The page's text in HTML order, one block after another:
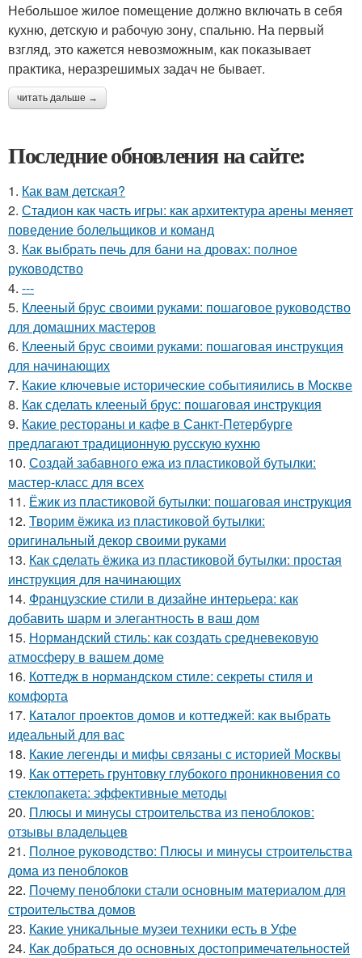
Небольшое жилое помещение должно включать в себя
кухню, детскую и рабочую зону, спальню. На первый
взгляд, это кажется невозможным, как показывает
практика, неразрешимых задач не бывает.
читать дальше →
Последние обновления на сайте:
1. Как вам детская?
2. Стадион как часть игры: как архитектура арены меняет
поведение болельщиков и команд
3. Как выбрать печь для бани на дровах: полное
руководство
4. ---
5. Клееный брус своими руками: пошаговое руководство
для домашних мастеров
6. Клееный брус своими руками: пошаговая инструкция
для начинающих
7. Какие ключевые исторические событияились в Москве
8. Как сделать клееный брус: пошаговая инструкция
9. Какие рестораны и кафе в Санкт-Петербурге
предлагают традиционную русскую кухню
10. Создай забавного ежа из пластиковой бутылки:
мастер-класс для всех
11. Ёжик из пластиковой бутылки: пошаговая инструкция
12. Творим ёжика из пластиковой бутылки:
оригинальный декор своими руками
13. Как сделать ёжика из пластиковой бутылки: простая
инструкция для начинающих
14. Французские стили в дизайне интерьера: как
добавить шарм и элегантность в ваш дом
15. Нормандский стиль: как создать средневековую
атмосферу в вашем доме
16. Коттедж в нормандском стиле: секреты стиля и
комфорта
17. Каталог проектов домов и коттеджей: как выбрать
идеальный для вас
18. Какие легенды и мифы связаны с историей Москвы
19. Как оттереть грунтовку глубокого проникновения со
стеклопакета: эффективные методы
20. Плюсы и минусы строительства из пеноблоков:
отзывы владельцев
21. Полное руководство: Плюсы и минусы строительства
дома из пеноблоков
22. Почему пеноблоки стали основным материалом для
строительства домов
23. Какие уникальные музеи техники есть в Уфе
24. Как добраться до основных достопримечательностей